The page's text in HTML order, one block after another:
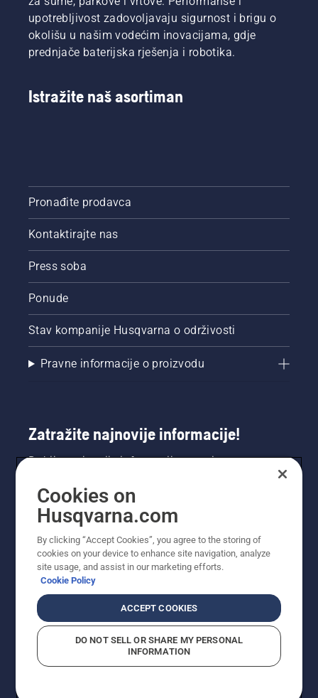
upotrebljivost zadovoljavaju sigurnost i brigu o
okolišu u našim vodećim inovacijama, gdje
prednjače baterijska rješenja i robotika.
Istražite naš asortiman
Pronađite prodavca
Kontaktirajte nas
Press soba
Ponude
Stav kompanije Husqvarna o održivosti
Pravne informacije o proizvodu
Zatražite najnovije informacije!
Dobijte najnovije informacije o novim
toga. Ovdje se registrirajte za naš bilten.
Cookies on
Husqvarna.com
By clicking “Accept Cookies”, you agree to the storing of
cookies on your device to enhance site navigation, analyze
site usage, and assist in our marketing efforts.
Cookie Policy
ACCEPT COOKIES
DO NOT SELL OR SHARE MY PERSONAL
INFORMATION